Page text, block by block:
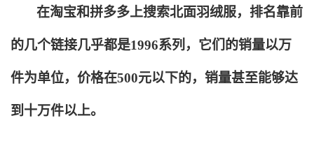
在淘宝和拼多多上搜索北面羽绒服，排名靠前
的几个链接几乎都是1996系列，它们的销量以万
件为单位，价格在500元以下的，销量甚至能够达
到十万件以上。